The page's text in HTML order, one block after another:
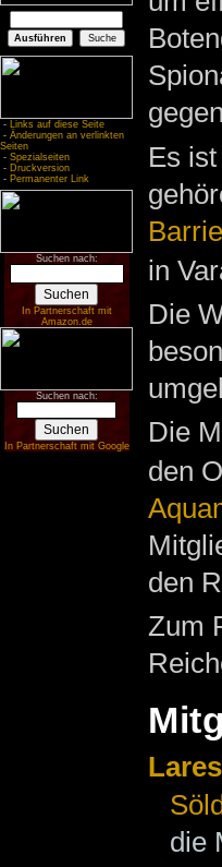
- Links auf diese Seite
- Änderungen an verlinkten
Seiten
- Spezialseiten
- Druckversion
- Permanenter Link
Suchen nach:
In Partnerschaft mit
Amazon.de
Suchen nach:
In Partnerschaft mit Google
Es
in
Die
Die
den
den
Zum
Lares
die